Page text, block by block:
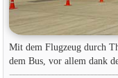
Mit dem Flugzeug durch
dem Bus, vor allem dank